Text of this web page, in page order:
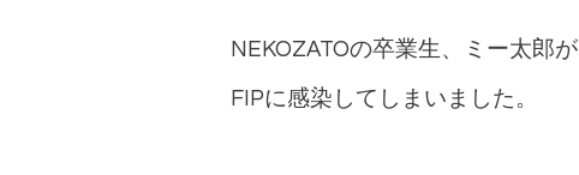
NEKOZATOの卒業生、ミー太郎が
FIPに感染してしまいました。